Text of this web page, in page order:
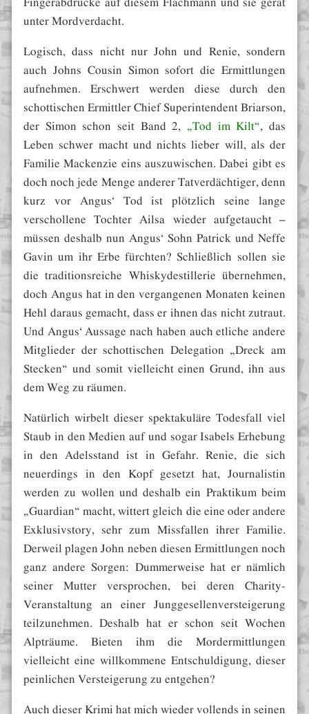
unter Mordverdacht.
Logisch, dass nicht nur John und Renie, sondern
auch Johns Cousin Simon sofort die Ermittlungen
aufnehmen. Erschwert werden diese durch den
schottischen Ermittler Chief Superintendent Briarson,
der Simon schon seit Band 2,
„Tod im Kilt“ , das
Leben schwer macht und nichts lieber will, als der
Familie Mackenzie eins auszuwischen. Dabei gibt es
doch noch jede Menge anderer Tatverdächtiger, denn
kurz vor Angus‘ Tod ist plötzlich seine lange
verschollene Tochter Ailsa wieder aufgetaucht –
müssen deshalb nun Angus‘ Sohn Patrick und Neffe
Gavin um ihr Erbe fürchten? Schließlich sollen sie
die traditionsreiche Whiskydestillerie übernehmen,
doch Angus hat in den vergangenen Monaten keinen
Hehl daraus gemacht, dass er ihnen das nicht zutraut.
Und Angus‘ Aussage nach haben auch etliche andere
Mitglieder der schottischen Delegation „Dreck am
Stecken“ und somit vielleicht einen Grund, ihn aus
dem Weg zu räumen.
Natürlich wirbelt dieser spektakuläre Todesfall viel
Staub in den Medien auf und sogar Isabels Erhebung
in den Adelsstand ist in Gefahr. Renie, die sich
neuerdings in den Kopf gesetzt hat, Journalistin
werden zu wollen und deshalb ein Praktikum beim
„Guardian“ macht, wittert gleich die eine oder andere
Exklusivstory, sehr zum Missfallen ihrer Familie.
Derweil plagen John neben diesen Ermittlungen noch
ganz andere Sorgen: Dummerweise hat er nämlich
seiner Mutter versprochen, bei deren Charity-
Veranstaltung an einer Junggesellenversteigerung
teilzunehmen. Deshalb hat er schon seit Wochen
Alpträume. Bieten ihm die Mordermittlungen
vielleicht eine willkommene Entschuldigung, dieser
peinlichen Versteigerung zu entgehen?
Auch dieser Krimi hat mich wieder vollends in seinen